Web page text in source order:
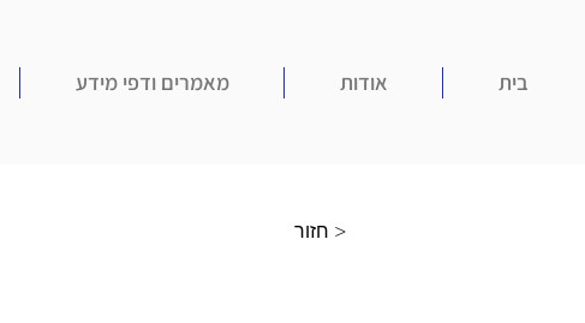
בית אודות מאמרים ודפי מידע
חזור >